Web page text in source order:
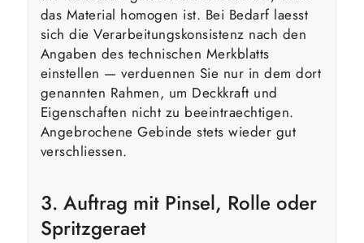
das Material homogen ist. Bei Bedarf laesst
sich die Verarbeitungskonsistenz nach den
Angaben des technischen Merkblatts
einstellen — verduennen Sie nur in dem dort
genannten Rahmen, um Deckkraft und
Eigenschaften nicht zu beeintraechtigen.
Angebrochene Gebinde stets wieder gut
verschliessen.
3. Auftrag mit Pinsel, Rolle oder
Spritzgeraet